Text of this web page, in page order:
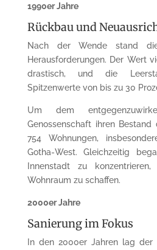
​1990er Jahre
Rückbau und
Nach der Wende stand
Herausforderungen. Der Wert
drastisch, und die
Spitzenwerte von bis zu 30
Um dem
Genossenschaft ihren
754 Wohnungen,
Gotha-West. Gleichzeitig
Innenstadt zu
Wohnraum zu schaffen.
2000er Jahre
Sanierung im Fokus
In den 2000er Jahren lag